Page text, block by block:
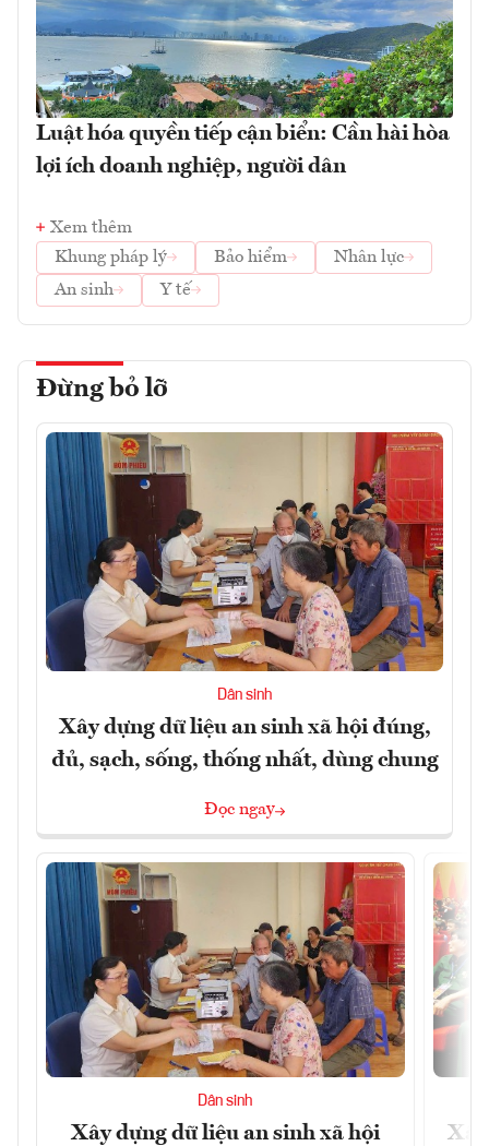
Luật hóa quyền tiếp cận biển: Cần hài hòa
lợi ích doanh nghiệp, người dân
Xem thêm
Khung pháp lý
Bảo hiểm
Nhân lực
An sinh
Y tế
Đừng bỏ lỡ
Dân sinh
Xây dựng dữ liệu an sinh xã hội đúng,
đủ, sạch, sống, thống nhất, dùng chung
Đọc ngay
Dân sinh
Xây dựng dữ liệu an sinh xã hội